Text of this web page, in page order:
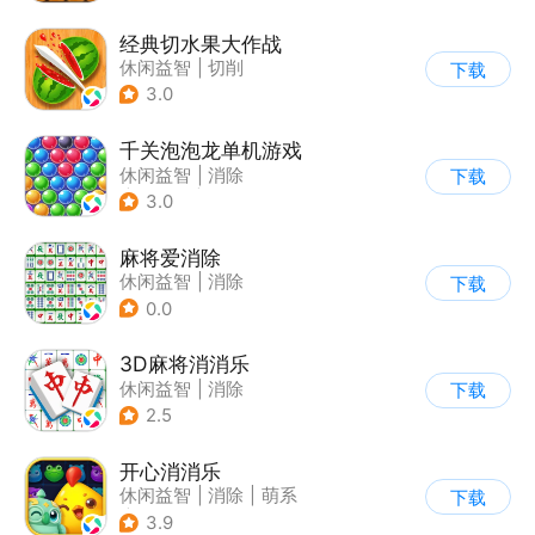
经典切水果大作战
休闲益智
切削
3.0
下载
千关泡泡龙单机游戏
休闲益智
消除
| 泡泡龙
3.0
下载
麻将爱消除
休闲益智
消除
0.0
下载
3D麻将消消乐
休闲益智
消除
2.5
下载
开心消消乐
休闲益智 消除
萌系
| 乐元素
3.9
下载